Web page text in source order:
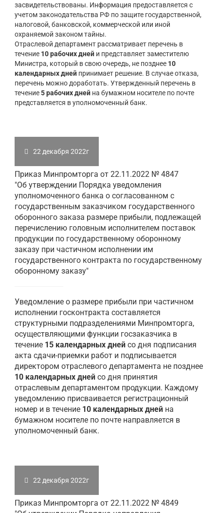
засвидетельствованы. Информация предоставляется с
учетом законодательства РФ по защите государственной,
налоговой, банковской, коммерческой или иной
охраняемой законом тайны.
Отраслевой департамент рассматривает перечень в
течение 10 рабочих дней и представляет заместителю
Министра, который в свою очередь, не позднее 10
календарных дней принимает решение. В случае отказа,
перечень можно доработать. Утвержденный перечень в
течение5 рабочих дней на бумажном носителе по почте
представляется в уполномоченный банк.
Приказ Минпромторга от 22.11.2022 № 4847
"Об утверждении Порядка уведомления
уполномоченного банка о согласованном с
государственным заказчиком государственного
оборонного заказа размере прибыли, подлежащей
перечислению головным исполнителем поставок
продукции по государственному оборонному
заказу при частичном исполнении им
государственного контракта по государственному
оборонному заказу"
22 декабря 2022г
Уведомление о размере прибыли при частичном
исполнении госконтракта составляется
структурными подразделениями Минпромторга,
осуществляющими функции госзаказчика в
течение 15 календарных дней со дня подписания
акта сдачи-приемки работ и подписывается
директором отраслевого департамента не позднее
10 календарных дней со дня принятия
отраслевым департаментом продукции. Каждому
уведомлению присваивается регистрационный
номер и в течение 10 календарных дней на
бумажном носителе по почте направляется в
уполномоченный банк.
Приказ Минпромторга от 22.11.2022 № 4849
22 декабря 2022г